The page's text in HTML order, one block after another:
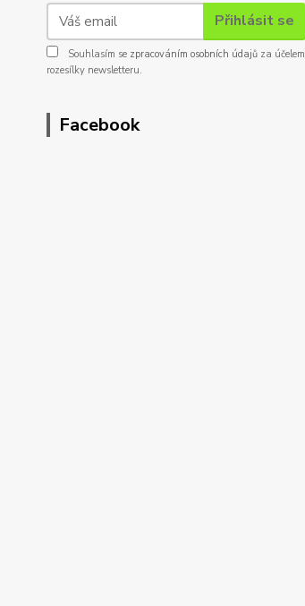
Přihlásit se
Souhlasím se zpracováním osobních údajů za účelem
rozesílky newsletteru.
Facebook